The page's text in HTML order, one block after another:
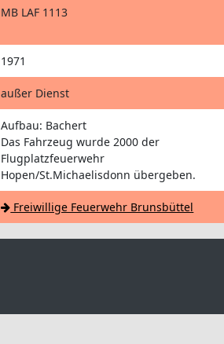
MB LAF 1113
1971
außer Dienst
Aufbau: Bachert
Das Fahrzeug wurde 2000 der
Flugplatzfeuerwehr
Hopen/St.Michaelisdonn übergeben.
Freiwillige Feuerwehr Brunsbüttel